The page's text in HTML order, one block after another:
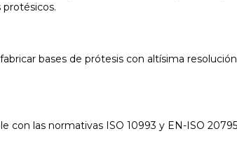
protésicos.
bases de prótesis con altísima
las normativas ISO 10993 y EN-ISO